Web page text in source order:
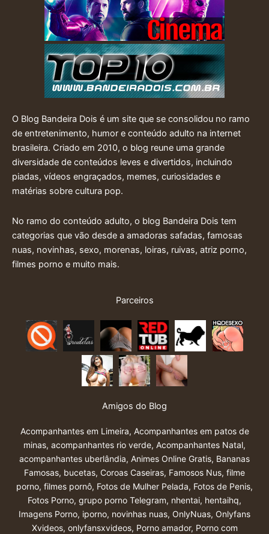
O Blog Bandeira Dois é um site que se consolidou no ramo
de entretenimento, humor e conteúdo adulto na internet
brasileira. Criado em 2010, o blog reune uma grande
diversidade de conteúdos leves e divertidos, incluindo
piadas, vídeos engraçados, memes, curiosidades e
matérias sobre cultura pop.
No ramo do conteúdo adulto, o blog Bandeira Dois tem
categorias que vão desde a amadoras safadas, famosas
nuas, novinhas, sexo, morenas, loiras, ruivas, atriz porno,
filmes porno e muito mais.
Parceiros
Amigos do Blog
Acompanhantes em Limeira, Acompanhantes em patos de
minas, acompanhantes rio verde, Acompanhantes Natal,
acompanhantes uberlândia, Animes Online Gratis, Bananas
Famosas, bucetas, Coroas Caseiras, Famosos Nus, filme
porno, filmes pornô, Fotos de Mulher Pelada, Fotos de Penis,
Fotos Porno, grupo porno Telegram, nhentai, hentaihq,
Imagens Porno, iporno, novinhas nuas, OnlyNuas, Onlyfans
Xvideos, onlyfansxvideos, Porno amador, Porno com